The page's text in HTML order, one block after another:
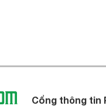
Cổng thông tin